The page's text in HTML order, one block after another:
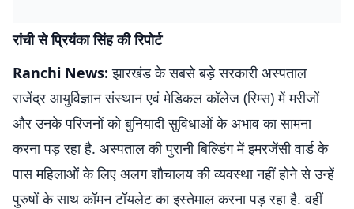
रांची से प्रियंका सिंह की रिपोर्ट
Ranchi News:झारखंड के सबसे बड़े सरकारी अस्पताल
राजेंद्र आयुर्विज्ञान संस्थान एवं मेडिकल कॉलेज (रिम्स) में मरीजों
और उनके परिजनों को बुनियादी सुविधाओं के अभाव का सामना
करना पड़ रहा है. अस्पताल की पुरानी बिल्डिंग में इमरजेंसी वार्ड के
पास महिलाओं के लिए अलग शौचालय की व्यवस्था नहीं होने से उन्हें
पुरुषों के साथ कॉमन टॉयलेट का इस्तेमाल करना पड़ रहा है. वहीं